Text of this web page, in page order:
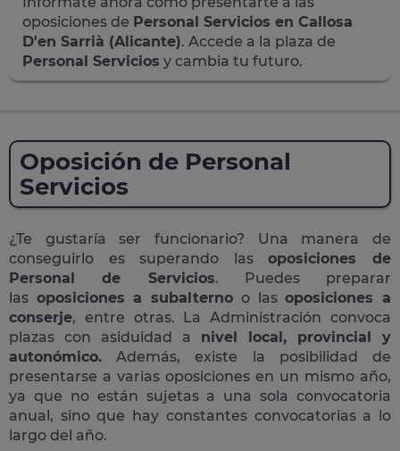
oposiciones de Personal Servicios en Callosa
D'en Sarrià (Alicante). Accede a la plaza de
Personal Servicios y cambia tu futuro.
Oposición de Personal
Servicios
¿Te gustaría ser funcionario? Una manera de
conseguirlo es superando lasoposiciones de
Personal de Servicios. Puedes preparar
las oposiciones a subalterno o lasoposiciones a
conserje, entre otras. La Administración convoca
plazas con asiduidad a nivel local, provincial y
autonómico. Además, existe la posibilidad de
presentarse a varias oposiciones en un mismo año,
ya que no están sujetas a una sola convocatoria
anual, sino que hay constantes convocatorias a lo
largo del año.